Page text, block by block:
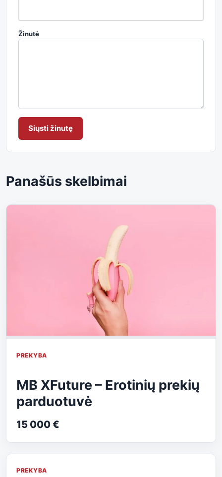
Žinutė
Siųsti žinutę
Panašūs skelbimai
PREKYBA
MB XFuture – Erotinių prekių
parduotuvė
15 000 €
PREKYBA